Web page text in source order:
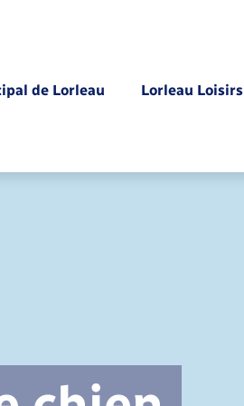
de Lorleau Lorleau Loisirs